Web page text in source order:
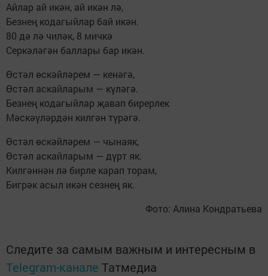
Айлар ай икән, ай икән лә,
Безнең кодагыйлар бай икән.
80 дә лә чиләк, 8 мичкә
Серкәләгән баллары бар икән.
Өстәл өскәйләрем — кенәгә,
Өстәл аскайларым — күләгә.
Безнең кодагыйлар җавап бирерлек
Мәскәүләрдән килгән түрәгә.
Өстәл өскәйләрем — чынаяк,
Өстәл аскайларым — дүрт як.
Килгәннән лә бирле карап торам,
Бигрәк асыл икән сезнең як.
Фото: Алина Кондратьева
Следите за самым важным и интересным в
Telegram-канале Татмедиа